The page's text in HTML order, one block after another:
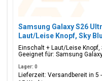
Samsung Galaxy S26
Laut/Leise Knopf, Sky
Einschalt + Laut/Leise Knopf,
Geeignet für: Samsung
Lager: 0
Lieferzeit: Versandbereit in 5 -